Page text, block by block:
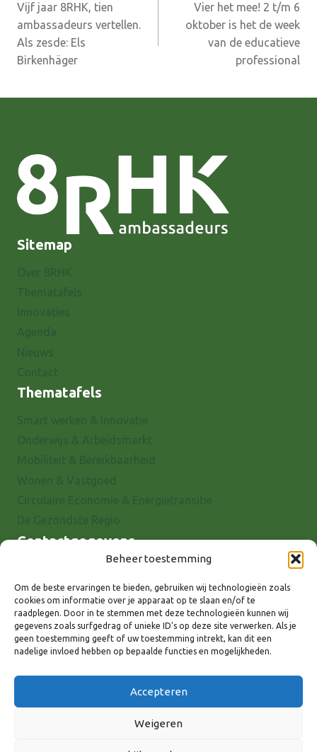
Beheer toestemming
Om de beste ervaringen te bieden, gebruiken wij technologieën zoals
cookies om informatie over je apparaat op te slaan en/of te
raadplegen. Door in te stemmen met deze technologieën kunnen wij
gegevens zoals surfgedrag of unieke ID's op deze site verwerken. Als je
geen toestemming geeft of uw toestemming intrekt, kan dit een
nadelige invloed hebben op bepaalde functies en mogelijkheden.
Accepteren
Weigeren
navigatie
Vijf jaar 8RHK, tien
ambassadeurs vertellen.
Als zesde: Els
Birkenhäger
Vier het mee! 2 t/m 6
oktober is het de week
van de educatieve
professional
Sitemap
Thematafels
Contactgegevens
7001 EX Doetinchem
E-mail: info@8rhk.nl
Telefoonnummers
Privacyverklaring